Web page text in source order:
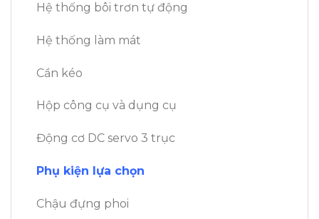
Hệ thống bôi trơn tự động
Hệ thống làm mát
Cần kéo
Hộp công cụ và dụng cụ
Động cơ DC servo 3 trục
Phụ kiện lựa chọn
Chậu đựng phoi